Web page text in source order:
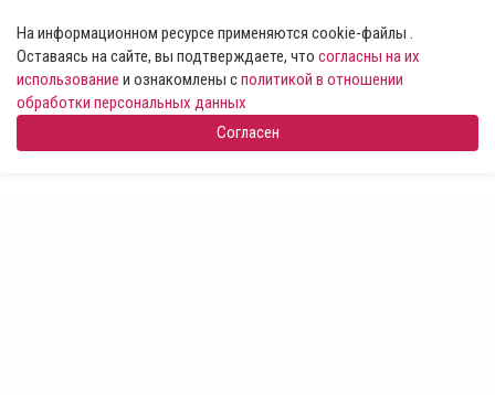
На информационном ресурсе применяются cookie-файлы .
Оставаясь на сайте, вы подтверждаете, что согласны на их
использование и ознакомлены сполитикой в отношении
обработки персональных данных
Согласен